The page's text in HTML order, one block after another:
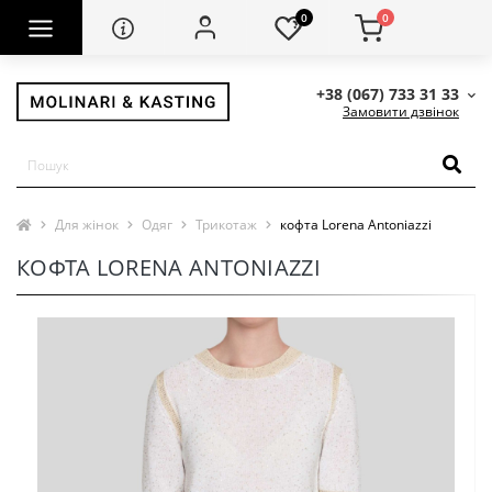
0 0
+38 (067) 733 31 33
Замовити дзвінок
Для жінок Одяг Трикотаж кофта Lorena Antoniazzi
КОФТА LORENA ANTONIAZZI